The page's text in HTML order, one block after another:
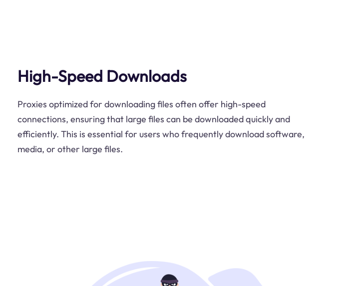
High-Speed Downloads
Proxies optimized for downloading files often offer high-speed
connections, ensuring that large files can be downloaded quickly and
efficiently. This is essential for users who frequently download software,
media, or other large files.